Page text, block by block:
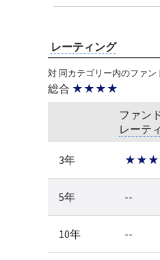
レーティング
対 同カテゴリー内のファン
総合 ★★★★
ファン
レーテ
3年
5年 --
10年 --